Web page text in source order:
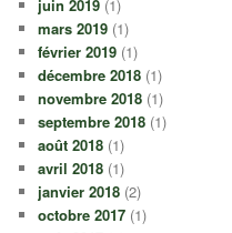
juin 2019 (1)
mars 2019 (1)
février 2019 (1)
décembre 2018 (1)
novembre 2018 (1)
septembre 2018 (1)
août 2018 (1)
avril 2018 (1)
janvier 2018 (2)
octobre 2017 (1)